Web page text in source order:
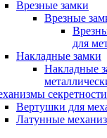
Врезные замки
Врезные
для
Накладные замки
Накладные
секретности
Вертушки для
Латунные